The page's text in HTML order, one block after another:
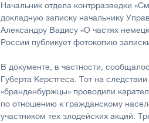
Начальник отдела контрразведки
докладную записку начальнику
Александру Вадису «О частях
России публикует фотокопию
В документе, в частности,
Губерта Керстгеса. Тот на
«бранденбуржцы» проводили
по отношению к гражданскому
участником тех злодейских акций.